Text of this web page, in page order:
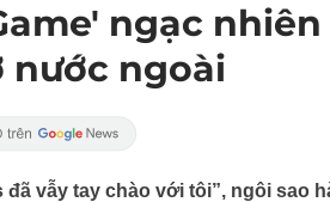
ngạc
nước ngoài
vẫy tay chào với tôi”, ngôi sao